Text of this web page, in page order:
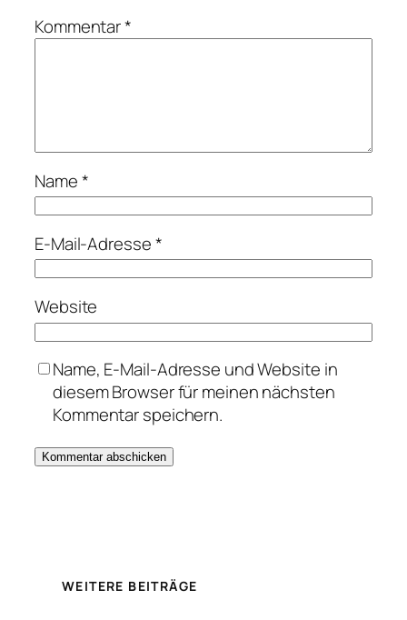
Kommentar*
Name*
E-Mail-Adresse*
Website
Name, E-Mail-Adresse und Website in
diesem Browser für meinen nächsten
Kommentar speichern.
WEITERE BEITRÄGE